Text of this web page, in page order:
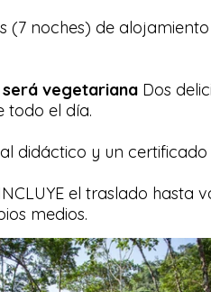
(7 noches) de
vegetariana Dos
todo el día.
didáctico y un
el traslado
medios.​